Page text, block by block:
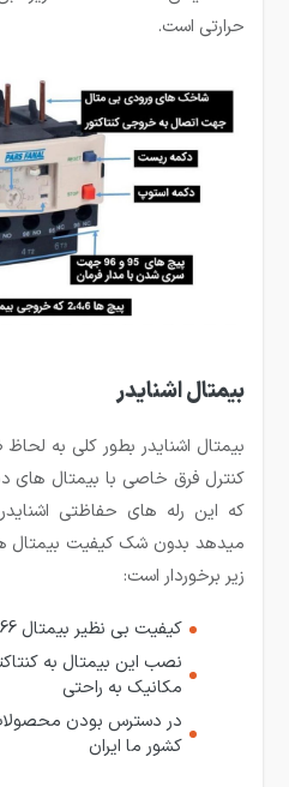
حرارتی است.
بیمتال اشنایدر
بیمتال اشنایدر بطور کلی به
کنترل فرق خاصی با بیمتال های
که این رله های حفاظتی
میدهد بدون شک کیفیت بیمتال
زیر برخوردار است:
کیفیت بی نظیر بیمتال
نصب این بیمتال به
مکانیک به راحتی
در دسترس بودن
کشور ما ایران